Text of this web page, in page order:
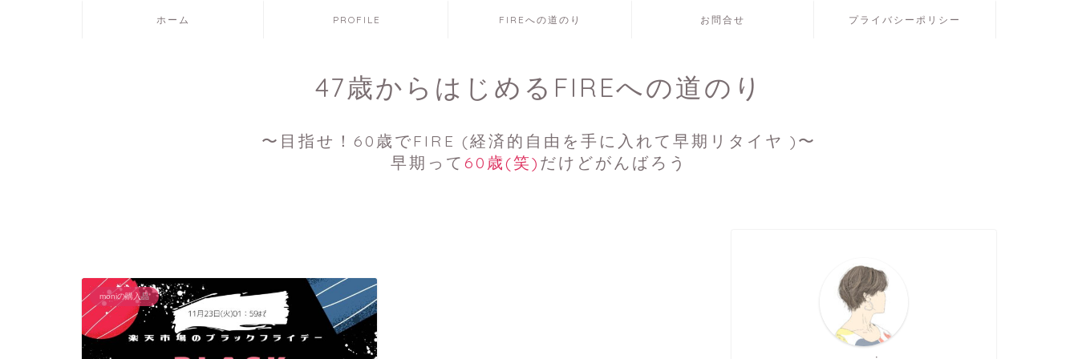
ホーム PROFILE FIREへの道のり お問合せ プライバシーポリシー
47歳からはじめるFIREへの道のり
〜目指せ！60歳でFIRE (経済的自由を手に入れて早期リタイヤ )〜
早期って 60歳(笑) だけどがんばろう
moniの購入品